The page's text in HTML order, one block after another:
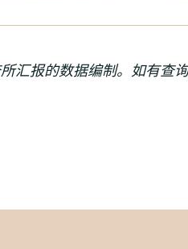
报的数据编制。如有查